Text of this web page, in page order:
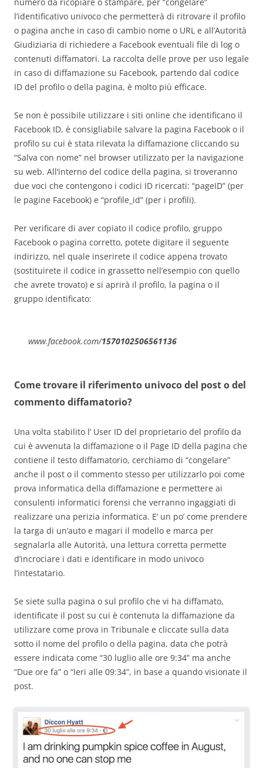
l’identificativo univoco che permetterà di ritrovare il profilo
o pagina anche in caso di cambio nome o URL e all’Autorità
Giudiziaria di richiedere a Facebook eventuali file di log o
contenuti diffamatori. La raccolta delle prove per uso legale
in caso di diffamazione su Facebook, partendo dal codice
ID del profilo o della pagina, è molto più efficace.
Se non è possibile utilizzare i siti online che identificano il
Facebook ID, è consigliabile salvare la pagina Facebook o il
profilo su cui è stata rilevata la diffamazione cliccando su
“Salva con nome” nel browser utilizzato per la navigazione
su web. All’interno del codice della pagina, si troveranno
due voci che contengono i codici ID ricercati: “pageID” (per
le pagine Facebook) e “profile_id” (per i profili).
Per verificare di aver copiato il codice profilo, gruppo
Facebook o pagina corretto, potete digitare il seguente
indirizzo, nel quale inserirete il codice appena trovato
(sostituirete il codice in grassetto nell’esempio con quello
che avrete trovato) e si aprirà il profilo, la pagina o il
gruppo identificato:
www.facebook.com/1570102506561136
Come trovare il riferimento univoco del post o del
commento diffamatorio?
Una volta stabilito l’ User ID del proprietario del profilo da
cui è avvenuta la diffamazione o il Page ID della pagina che
contiene il testo diffamatorio, cerchiamo di “congelare”
anche il post o il commento stesso per utilizzarlo poi come
prova informatica della diffamazione e permettere ai
consulenti informatici forensi che verranno ingaggiati di
realizzare una perizia informatica. E’ un po’ come prendere
la targa di un’auto e magari il modello e marca per
segnalarla alle Autorità, una lettura corretta permette
d’incrociare i dati e identificare in modo univoco
l’intestatario.
Se siete sulla pagina o sul profilo che vi ha diffamato,
identificate il post su cui è contenuta la diffamazione da
utilizzare come prova in Tribunale e cliccate sulla data
sotto il nome del profilo o della pagina, data che potrà
essere indicata come “30 luglio alle ore 9:34” ma anche
“Due ore fa” o “Ieri alle 09:34”, in base a quando visionate il
post.